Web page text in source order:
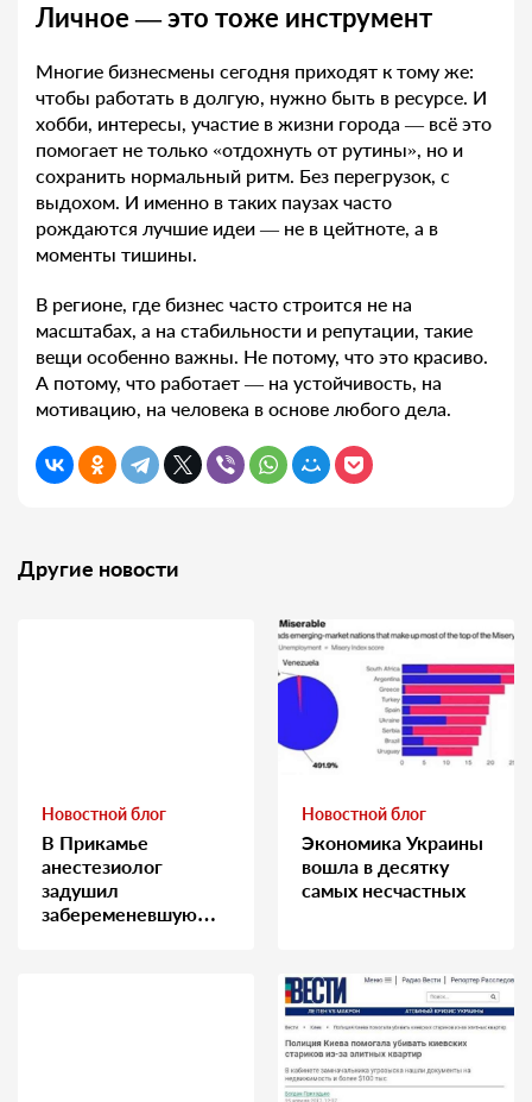
Личное — это тоже инструмент
Многие бизнесмены сегодня приходят к тому же:
чтобы работать в долгую, нужно быть в ресурсе. И
хобби, интересы, участие в жизни города — всё это
помогает не только «отдохнуть от рутины», но и
сохранить нормальный ритм. Без перегрузок, с
выдохом. И именно в таких паузах часто
рождаются лучшие идеи — не в цейтноте, а в
моменты тишины.
В регионе, где бизнес часто строится не на
масштабах, а на стабильности и репутации, такие
вещи особенно важны. Не потому, что это красиво.
А потому, что работает — на устойчивость, на
мотивацию, на человека в основе любого дела.
Другие новости
Новостной блог
В Прикамье
анестезиолог
задушил
забеременевшую
Новостной блог
Экономика Украины
вошла в десятку
самых несчастных